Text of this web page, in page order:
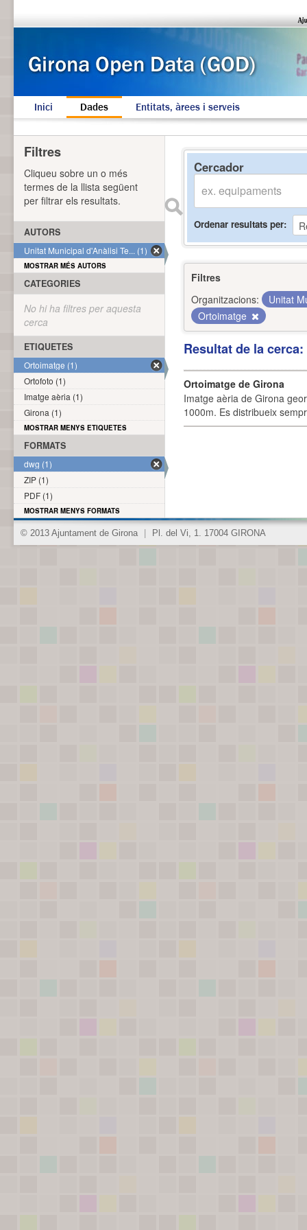
Inici Dades Entitats, àrees i serveis
Cercador
Ordenar resultats per
Filtres
Organitzacions:
Unitat
Ortoimatge
Resultat de la
Ortoimatge de Girona
Imatge aèria de Girona
1000m. Es distribueix
Filtres
Cliqueu sobre un o més
termes de la llista següent
per filtrar els resultats.
AUTORS
Unitat Municipal d'Anàlisi Te... (1)
MOSTRAR MÉS AUTORS
CATEGORIES
No hi ha filtres per aquesta
cerca
ETIQUETES
Ortoimatge (1)
Ortofoto (1)
Imatge aèria (1)
Girona (1)
MOSTRAR MENYS ETIQUETES
FORMATS
dwg (1)
ZIP (1)
PDF (1)
MOSTRAR MENYS FORMATS
© 2013 Ajuntament de Girona Pl. del Vi, 1. 17004 GIRONA